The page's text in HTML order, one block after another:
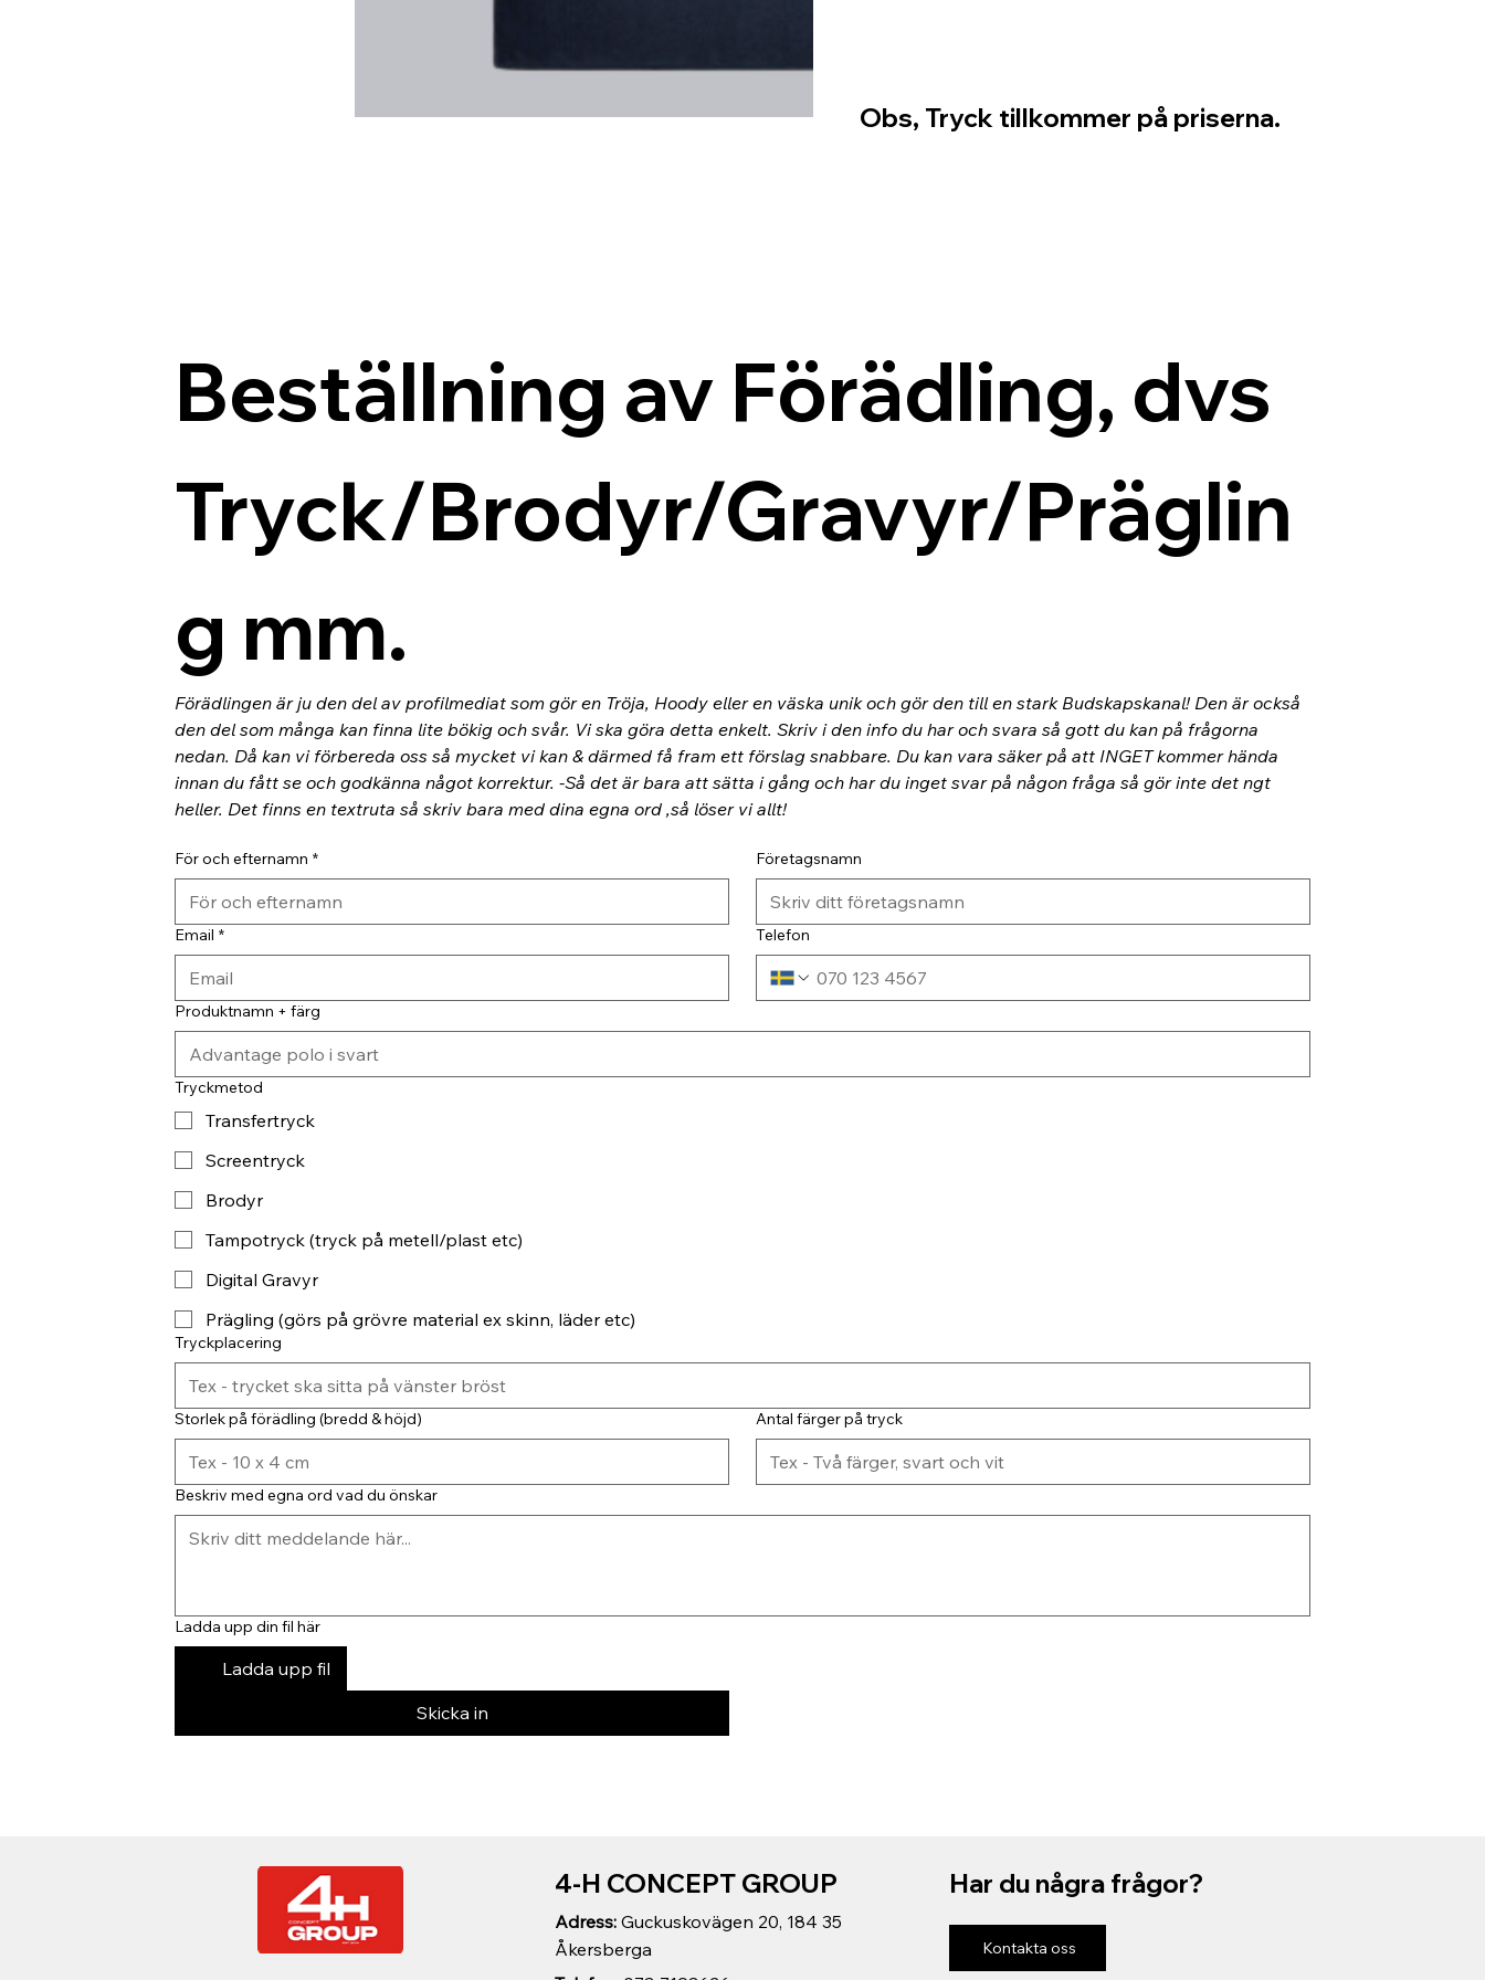
Obs, Tryck tillkommer på priserna.
Beställning av Förädling, dvs
Tryck/Brodyr/Gravyr/Präglin
g mm.
Förädlingen är ju den del av profilmediat som gör en Tröja, Hoody eller en väska unik och gör den till en stark Budskapskanal! Den är också
den del som många kan finna lite bökig och svår. Vi ska göra detta enkelt. Skriv i den info du har och svara så gott du kan på frågorna
nedan. Då kan vi förbereda oss så mycket vi kan & därmed få fram ett förslag snabbare. Du kan vara säker på att INGET kommer hända
innan du fått se och godkänna något korrektur. -Så det är bara att sätta i gång och har du inget svar på någon fråga så gör inte det ngt
heller. Det finns en textruta så skriv bara med dina egna ord ,så löser vi allt!
För och efternamn * Företagsnamn
Email * Telefon
Produktnamn + färg
Tryckmetod
Transfertryck
Screentryck
Brodyr
Tampotryck (tryck på metell/plast etc)
Digital Gravyr
Prägling (görs på grövre material ex skinn, läder etc)
Tryckplacering
Storlek på förädling (bredd & höjd) Antal färger på tryck
Beskriv med egna ord vad du önskar
Ladda upp din fil här
Ladda upp fil
Skicka in
Adress: Guckuskovägen 20, 184 35
Åkersberga
4-H CONCEPT GROUP Har du några frågor?
Kontakta oss